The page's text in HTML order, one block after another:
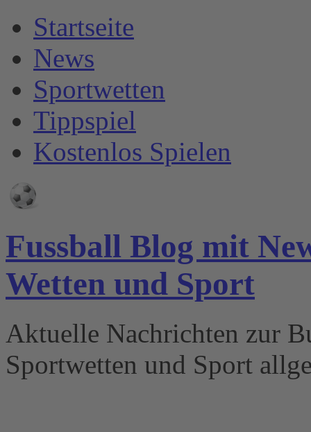
Startseite
News
Sportwetten
Tippspiel
Kostenlos Spielen
Fussball Blog mit
Wetten und Sport
Aktuelle Nachrichten zur
Sportwetten und Sport